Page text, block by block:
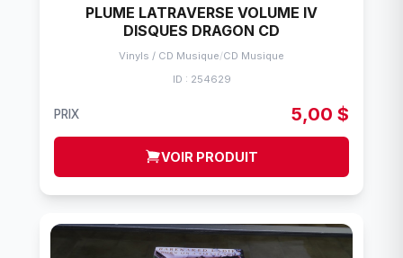
PLUME LATRAVERSE VOLUME IV
DISQUES DRAGON CD
Vinyls / CD Musique/CD Musique
ID : 254629
PRIX 5,00 $
VOIR PRODUIT